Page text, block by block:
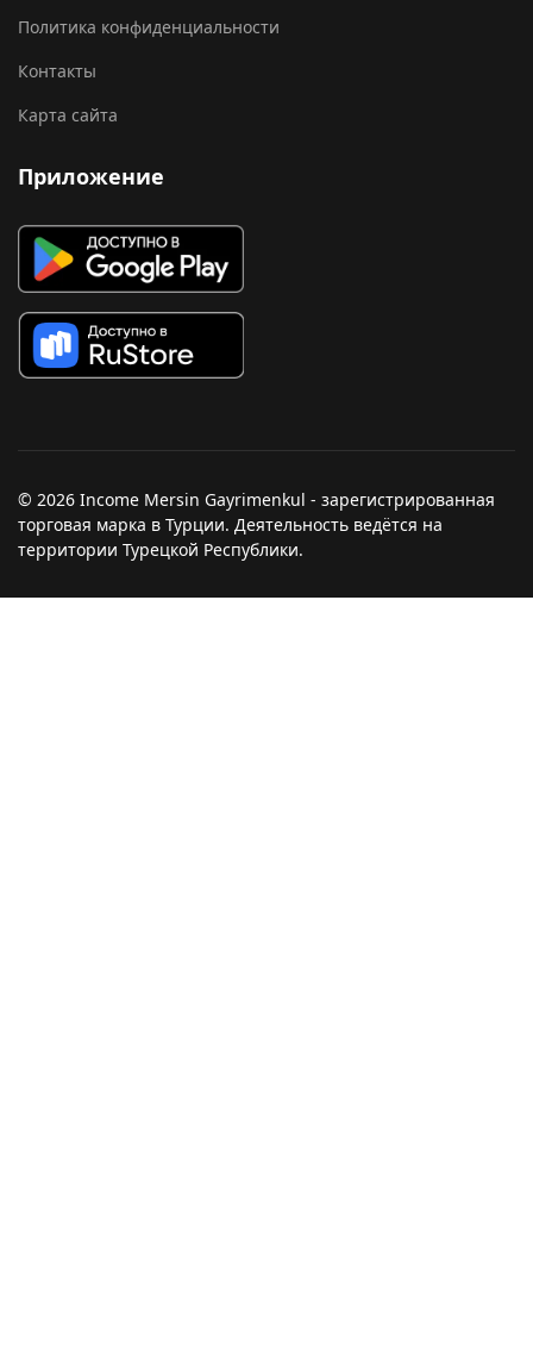
Политика конфиденциальности
Контакты
Карта сайта
Приложение
© 2026 Income Mersin Gayrimenkul - зарегистрированная
торговая марка в Турции. Деятельность ведётся на
территории Турецкой Республики.